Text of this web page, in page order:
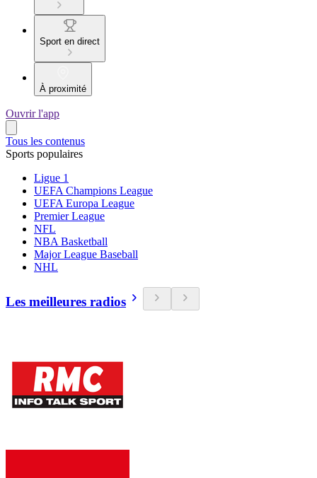
Sport en direct
À proximité
Ouvrir l'app
Tous les contenus
Sports populaires
Ligue 1
UEFA Champions League
UEFA Europa League
Premier League
NFL
NBA Basketball
Major League Baseball
NHL
Les meilleures radios